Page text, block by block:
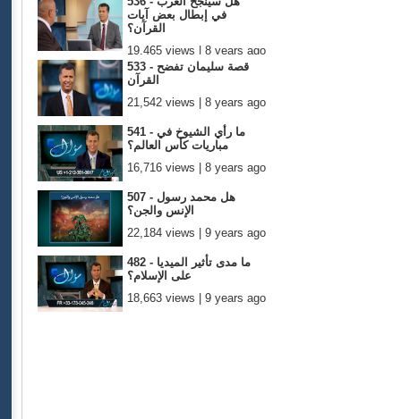
في إبطال بعض آيات
القرآن؟
19,465 views | 8 years ago
533 - قصة سليمان تفضح
القرآن
21,542 views | 8 years ago
541 - ما رأي الشيوخ في
مباريات كأس العالم؟
16,716 views | 8 years ago
507 - هل محمد رسول
الإنس والجن؟
22,184 views | 9 years ago
482 - ما مدى تأثير الميديا
على الإسلام؟
18,663 views | 9 years ago